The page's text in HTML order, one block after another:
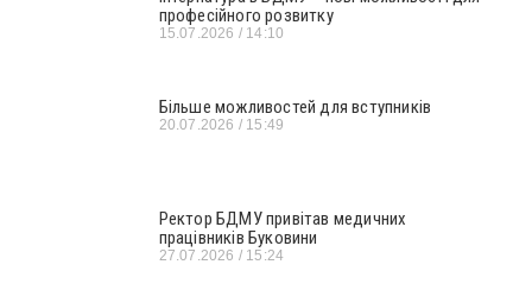
професійного розвитку
15.07.2026 14:10
Більше можливостей для вступників
20.07.2026 15:49
Ректор БДМУ привітав медичних
працівників Буковини
27.07.2026 15:24